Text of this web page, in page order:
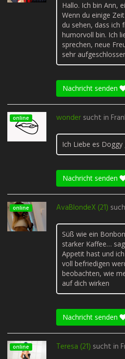
Hallo. Ich bin Ann,
Wenn du einige
du sehen, dass ich
humorvoll bin. Ich
sprechen, neue
sehr
Nachricht senden
online wonder sucht in
Ich Liebe es
Nachricht senden
online AvaBlondeX (21)
Süß wie ein
starker Kaffee…
Appetit hast und
voll befriedigen
beobachten, wie
auf dich wirken
Nachricht senden
online Teresa (21) sucht in